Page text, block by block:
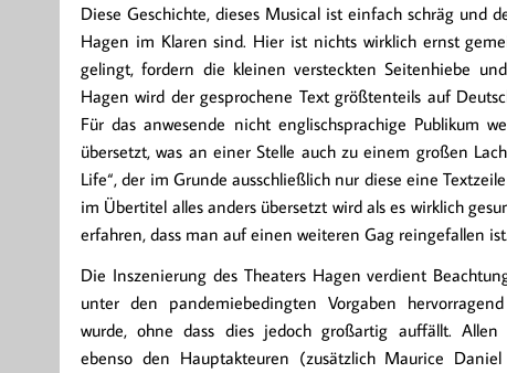
Diese Geschichte, dieses Musical ist einfach schräg und
Hagen im Klaren sind. Hier ist nichts wirklich ernst
gelingt, fordern die kleinen versteckten Seitenhiebe
Hagen wird der gesprochene Text größtenteils auf
Für das anwesende nicht englischsprachige Publikum
übersetzt, was an einer Stelle auch zu einem großen
Life“, der im Grunde ausschließlich nur diese eine
im Übertitel alles anders übersetzt wird als es wirklich
erfahren, dass man auf einen weiteren Gag reingefallen ist.
Die Inszenierung des Theaters Hagen verdient
unter den pandemiebedingten Vorgaben
wurde, ohne dass dies jedoch großartig auffällt. Allen
ebenso den Hauptakteuren (zusätzlich Maurice